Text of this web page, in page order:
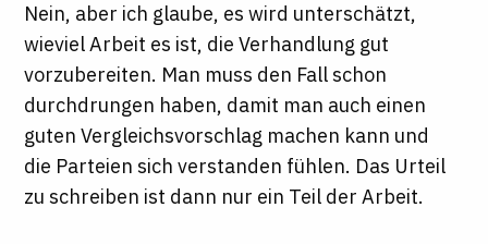
Nein, aber ich glaube, es wird unterschätzt,
wieviel Arbeit es ist, die Verhandlung gut
vorzubereiten. Man muss den Fall schon
durchdrungen haben, damit man auch einen
guten Vergleichsvorschlag machen kann und
die Parteien sich verstanden fühlen. Das Urteil
zu schreiben ist dann nur ein Teil der Arbeit.